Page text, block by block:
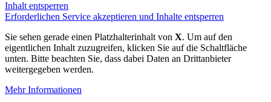
Inhalt entsperren
Erforderlichen Service akzeptieren und Inhalte entsperren
Sie sehen gerade einen Platzhalterinhalt von X. Um auf den
eigentlichen Inhalt zuzugreifen, klicken Sie auf die Schaltfläche
unten. Bitte beachten Sie, dass dabei Daten an Drittanbieter
weitergegeben werden.
Mehr Informationen